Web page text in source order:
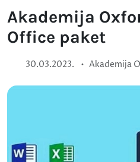
Akademija
Office paket
30.03.2023. • Akademija